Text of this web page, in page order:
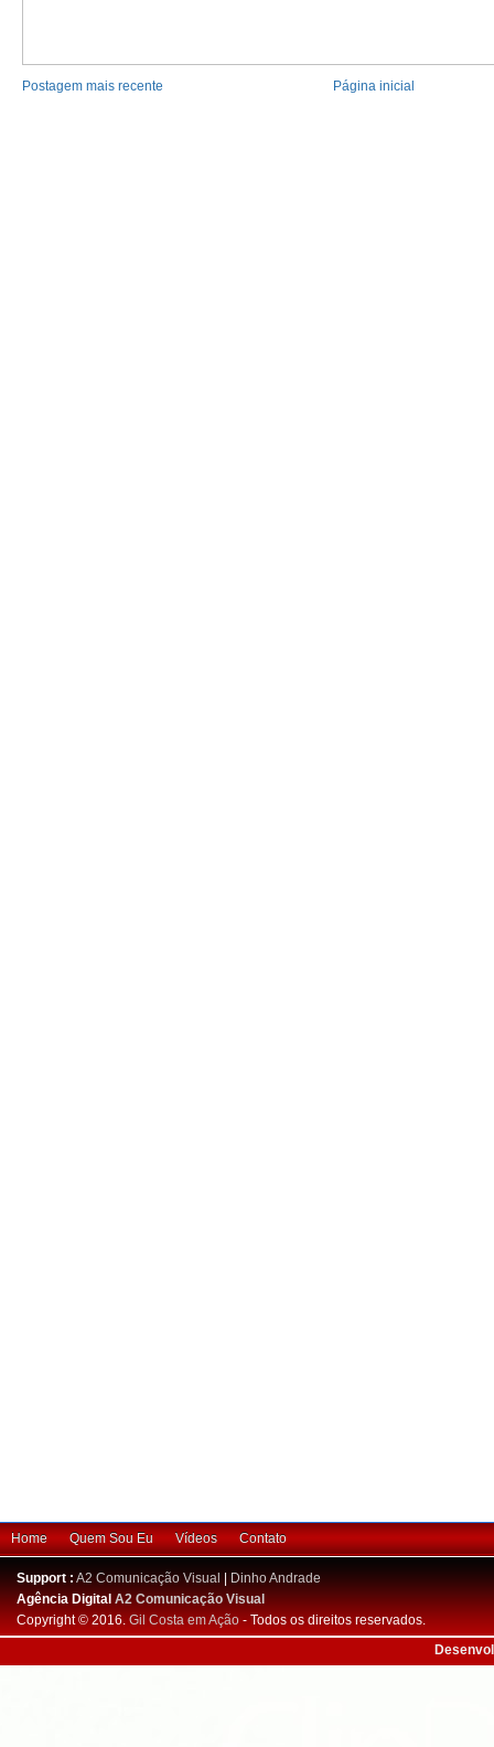
Postagem mais recente Página inicial
Home Quem Sou Eu Vídeos Contato
Support : A2 Comunicação Visual
Dinho Andrade
Agência DigitalA2 Comunicação Visual
Copyright © 2016. Gil Costa em Ação - Todos os direitos reservados.